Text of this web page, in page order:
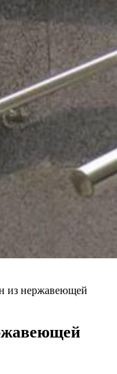
из нержавеющей